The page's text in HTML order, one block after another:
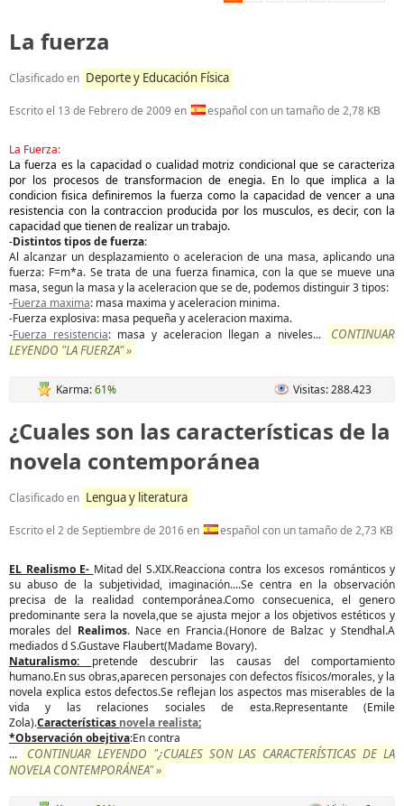
La fuerza
Clasificado en Deporte y Educación Física
Escrito el 13 de Febrero de 2009en español con un tamaño de 2,78 KB
La Fuerza:
La fuerza es la capacidad o cualidad motriz condicional que se caracteriza
por los procesos de transformacion de enegia. En lo que implica a la
condicion fisica definiremos la fuerza como la capacidad de vencer a una
resistencia con la contraccion producida por los musculos, es decir, con la
capacidad que tienen de realizar un trabajo.
-Distintos tipos de fuerza:
Al alcanzar un desplazamiento o aceleracion de una masa, aplicando una
fuerza: F=m*a. Se trata de una fuerza finamica, con la que se mueve una
masa, segun la masa y la aceleracion que se de, podemos distinguir 3 tipos:
-Fuerza maxima: masa maxima y aceleracion minima.
-Fuerza explosiva: masa pequeña y aceleracion maxima.
-Fuerza resistencia: masa y aceleracion llegan a niveles...
CONTINUAR
LEYENDO "LA FUERZA" »
Karma:61% Visitas: 288.423
¿Cuales son las características de la
novela contemporánea
Clasificado en Lengua y literatura
Escrito el 2 de Septiembre de 2016en español con un tamaño de 2,73 KB
EL Realismo E- Mitad del S.XIX.Reacciona contra los excesos románticos y
su abuso de la subjetividad, imaginación....Se centra en la observación
precisa de la realidad contemporánea.Como consecuenica, el genero
predominante sera la novela,que se ajusta mejor a los objetivos estéticos y
morales del Realimos. Nace en Francia.(Honore de Balzac y Stendhal.A
mediados d S.Gustave Flaubert(Madame Bovary).
Naturalismo: pretende descubrir las causas del comportamiento
humano.En sus obras,aparecen personajes con defectos físicos/morales, y la
novela explica estos defectos.Se reflejan los aspectos mas miserables de la
vida y las relaciones sociales de esta.Representante (Emile
Zola).Características novela realista:
*Observación obejtiva:En contra
...
CONTINUAR LEYENDO "¿CUALES SON LAS CARACTERÍSTICAS DE LA
NOVELA CONTEMPORÁNEA" »